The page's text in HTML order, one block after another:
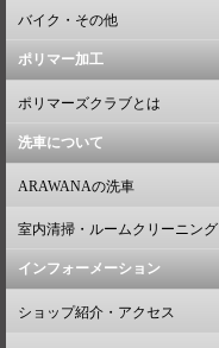
バイク・その他
ポリマー加工
ポリマーズクラブとは
洗車について
ARAWANAの洗車
室内清掃・ルームクリーニング
インフォーメーション
ショップ紹介・アクセス